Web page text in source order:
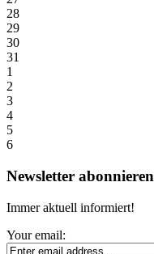
28
29
30
31
1
2
3
4
5
6
Newsletter abonnieren
Immer aktuell informiert!
Your email: